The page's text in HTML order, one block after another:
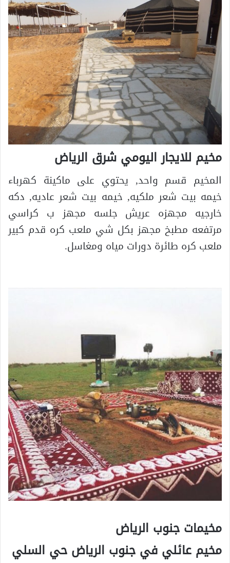
مخيم للايجار اليومي شرق الرياض
المخيم قسم واحد, يحتوي على ماكينة كهرباء
خيمه بيت شعر ملكيه, خيمه بيت شعر عاديه, دكه
خارجيه مجهزه عريش جلسه مجهز ب كراسي
مرتفعه مطبخ مجهز بكل شي ملعب كره قدم كبير
ملعب كره طائرة دورات مياه ومغاسل.
مخيمات جنوب الرياض
مخيم عائلي في جنوب الرياض حي السلي